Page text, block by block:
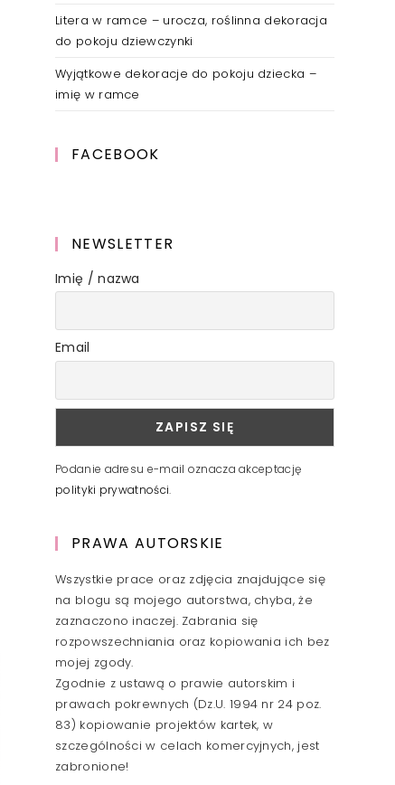
Litera w ramce – urocza, roślinna dekoracja
do pokoju dziewczynki
Wyjątkowe dekoracje do pokoju dziecka –
imię w ramce
FACEBOOK
NEWSLETTER
Imię / nazwa
Email
Podanie adresu e-mail oznacza akceptację
polityki prywatności.
PRAWA AUTORSKIE
Wszystkie prace oraz zdjęcia znajdujące się
na blogu są mojego autorstwa, chyba, że
zaznaczono inaczej. Zabrania się
rozpowszechniania oraz kopiowania ich bez
mojej zgody.
Zgodnie z ustawą o prawie autorskim i
prawach pokrewnych (Dz.U. 1994 nr 24 poz.
83) kopiowanie projektów kartek, w
szczególności w celach komercyjnych, jest
zabronione!